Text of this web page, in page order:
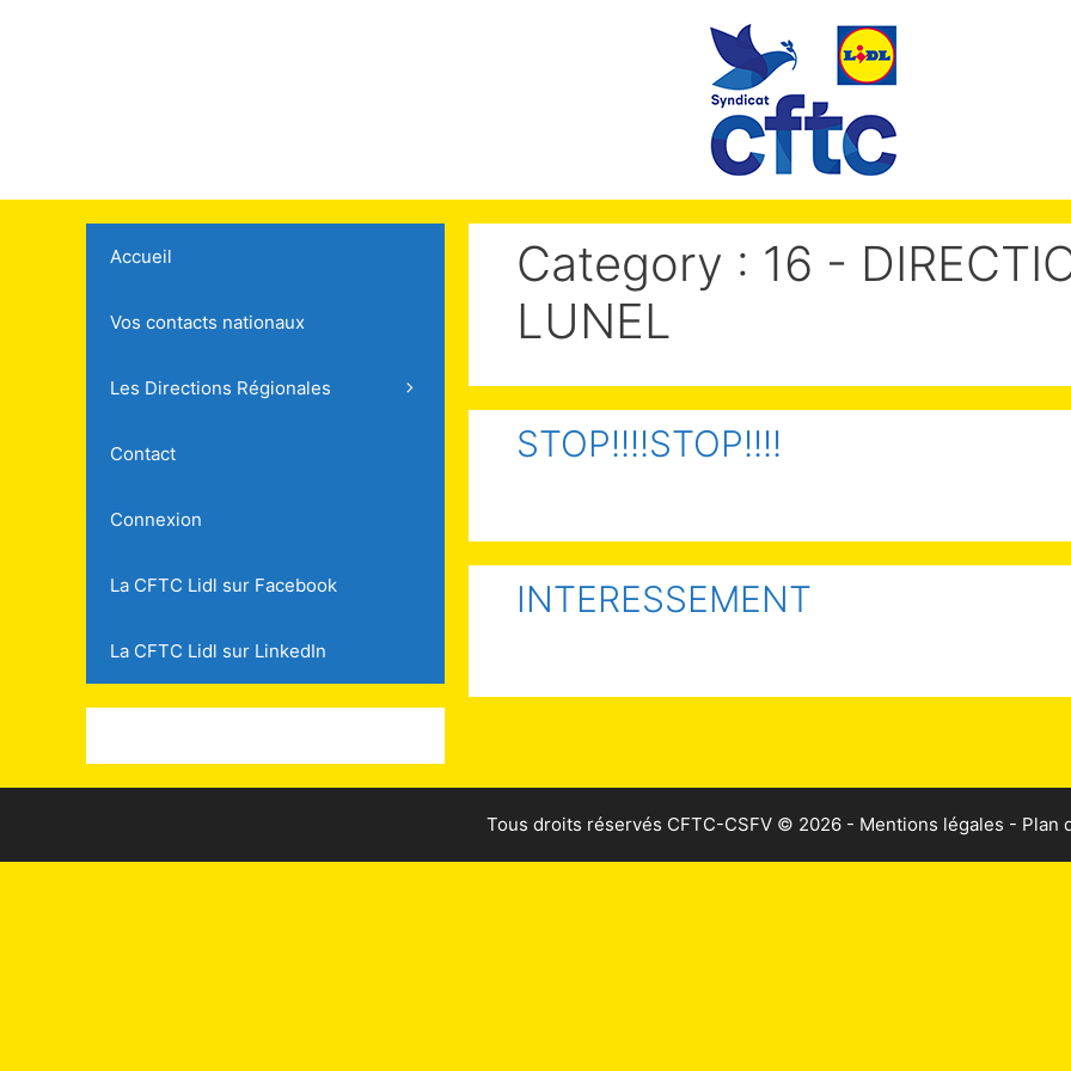
Category : 16 -
LUNEL
STOP!!!!STOP!!!!
INTERESSEMENT
Accueil
Vos contacts nationaux
Les Directions Régionales
Contact
Connexion
La CFTC Lidl sur Facebook
La CFTC Lidl sur LinkedIn
Tous droits réservés CFTC-CSFV© 2026 - Mentions légales - Plan